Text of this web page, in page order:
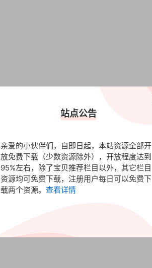
站点公告
亲爱的小伙伴们，自即日起，本站资源全部开
放免费下载（少数资源除外），开放程度达到
95%左右，除了宝贝推荐栏目以外，其它栏目
资源均可免费下载，注册用户每日可以免费下
载两个资源。 查看详情